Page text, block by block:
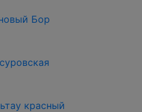
Бор
красный